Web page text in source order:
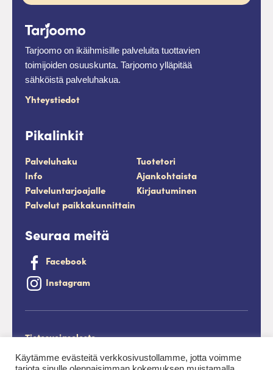
Tarjoomo on ikäihmisille palveluita tuottavien
toimijoiden osuuskunta. Tarjoomo ylläpitää
sähköistä palveluhakua.
Yhteystiedot
Pikalinkit
Palveluhaku
Tuotetori
Info
Ajankohtaista
Palveluntarjoajalle
Kirjautuminen
Palvelut paikkakunnittain
Seuraa meitä
Facebook
Instagram
Tietosuojaseloste
Saavutettavuusseloste
Käytämme evästeitä verkkosivustollamme, jotta voimme